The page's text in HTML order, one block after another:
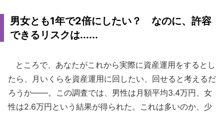
男女とも1年で2倍にしたい？ なのに、許容
できるリスクは......
ところで、あなたがこれから実際に資産運用をするとし
たら、月いくらを資産運用に回したい、回せると考えるだ
ろうか――。この調査では、男性は月額平均3.4万円、女
性は2.6万円という結果が得られた。これは多いのか、少